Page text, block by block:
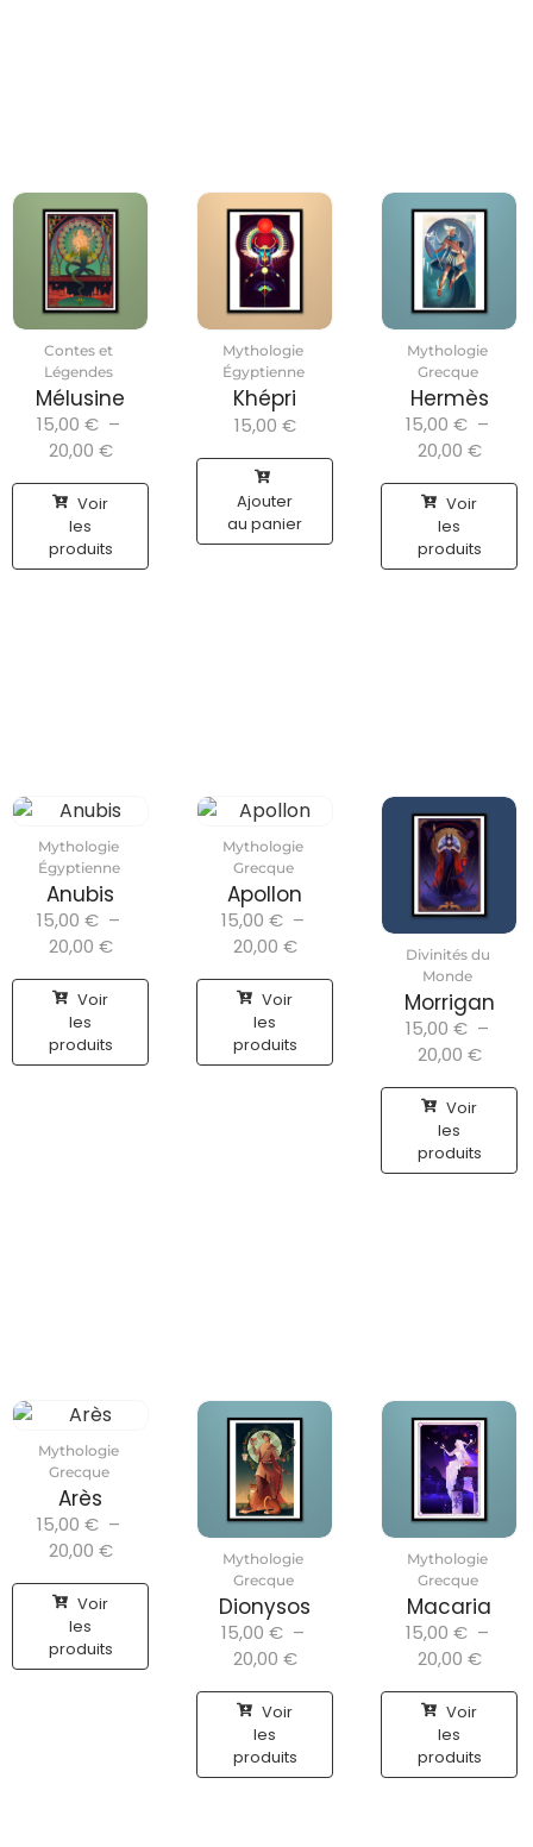
Contes et
Légendes
Mélusine
15,00 € –
20,00 €
Voir
les
produits
Mythologie
Égyptienne
Khépri
15,00 €
Ajouter
au panier
Mythologie
Grecque
Hermès
15,00 € –
20,00 €
Voir
les
produits
Mythologie
Égyptienne
Anubis
15,00 € –
20,00 €
Voir
les
produits
Mythologie
Grecque
Apollon
15,00 € –
20,00 €
Voir
les
produits
Divinités du
Monde
Morrigan
15,00 € –
20,00 €
Voir
les
produits
Mythologie
Grecque
Arès
15,00 € –
20,00 €
Voir
les
produits
Mythologie
Grecque
Dionysos
15,00 € –
20,00 €
Voir
les
produits
Mythologie
Grecque
Macaria
15,00 € –
20,00 €
Voir
les
produits